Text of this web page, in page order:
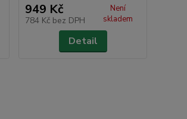
949 Kč
784 Kč bez DPH
Není
skladem
Detail